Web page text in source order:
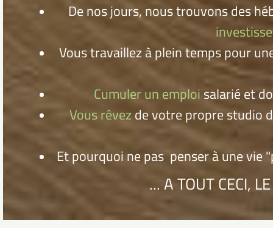
De nos jours, nous trouvons des
Vous travaillez à plein temps pour
Cumuler un emploi salarié et
Vous rêvezdevotre propre studio
Et pourquoi ne pas penser à une vie
... A TOUT CECI,